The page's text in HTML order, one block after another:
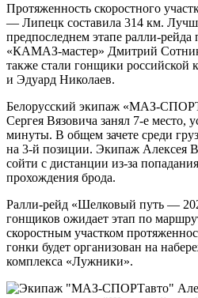
Протяженность скоростного
— Липецк составила 314 км.
предпоследнем этапе ралли-
«КАМАЗ-мастер» Дмитрий
также стали гонщики российской
и Эдуард Николаев.
Белорусский экипаж «МАЗ-
Сергея Вязовича занял 7-е место,
минуты. В общем зачете среди
на 3-й позиции. Экипаж Алексея
сойти с дистанции из-за
прохождения брода.
Ралли-рейд «Шелковый путь —
гонщиков ожидает этап по
скоростным участком
гонки будет организован на
комплекса «Лужники».